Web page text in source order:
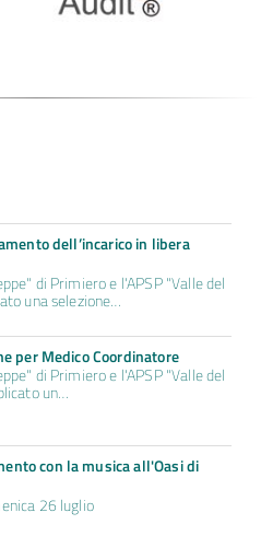
dell’incarico in libera
di Primiero e l'APSP "Valle del
una selezione…
per Medico Coordinatore
di Primiero e l'APSP "Valle del
un…
con la musica all'Oasi di
26 luglio